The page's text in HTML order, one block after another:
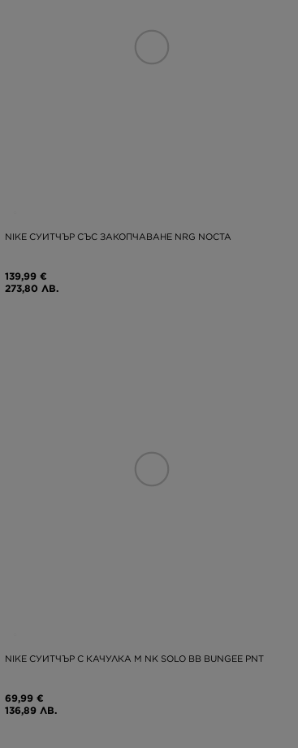
NIKE СУИТЧЪР СЪС ЗАКОПЧАВАНЕ NRG NOCTA
139,99 €
273,80 ЛВ.
NIKE СУИТЧЪР С КАЧУЛКА M NK SOLO BB BUNGEE PNT
69,99 €
136,89 ЛВ.